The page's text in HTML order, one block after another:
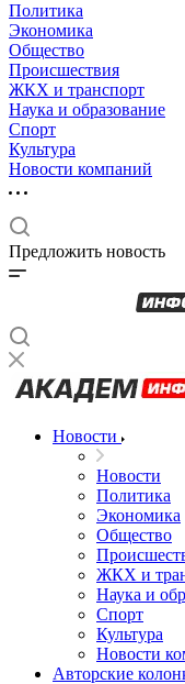
Политика
Экономика
Общество
Происшествия
ЖКХ и транспорт
Наука и образование
Спорт
Культура
Новости компаний
Предложить новость
Новости
Новости
Политика
Экономика
Общество
ЖКХ и
Наука и
Спорт
Культура
Новости
Авторские